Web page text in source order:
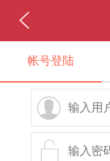
帐号登陆